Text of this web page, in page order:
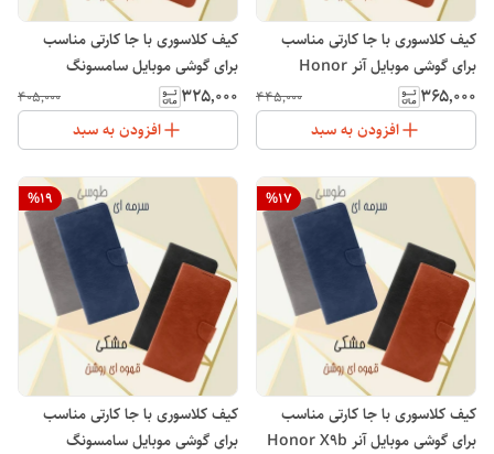
کیف کلاسوری با جا کارتی مناسب
برای گوشی موبایل آنر Honor
200lite
۳۶۵٬۰۰۰ ۴۴۵٬۰۰۰
افزودن به سبد
کیف کلاسوری با جا کارتی مناسب
برای گوشی موبایل سامسونگ
Galaxy A05S
۳۲۵٬۰۰۰ ۴۰۵٬۰۰۰
افزودن به سبد
%17
کیف کلاسوری با جا کارتی مناسب
برای گوشی موبایل آنر Honor X9b
%19
کیف کلاسوری با جا کارتی مناسب
برای گوشی موبایل سامسونگ